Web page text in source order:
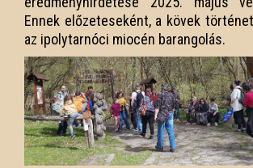
Ennek előzeteseként, a kövek
az ipolytarnóci miocén barangolás.